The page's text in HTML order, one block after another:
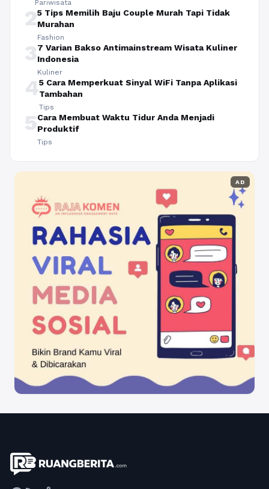
Pariwisata
25 Tips Memilih Baju Couple Murah Tapi Tidak
Murahan
Fashion
37 Varian Bakso Antimainstream Wisata Kuliner
Indonesia
Kuliner
45 Cara Memperkuat Sinyal WiFi Tanpa Aplikasi
Tambahan
Tips
5Cara Membuat Waktu Tidur Anda Menjadi
Produktif
Tips
AD